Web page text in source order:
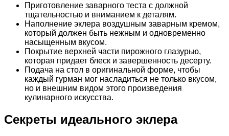
Приготовление заварного теста с должной
тщательностью и вниманием к деталям.
Наполнение эклера воздушным заварным кремом,
который должен быть нежным и одновременно
насыщенным вкусом.
Покрытие верхней части пирожного глазурью,
которая придает блеск и завершенность десерту.
Подача на стол в оригинальной форме, чтобы
каждый гурман мог насладиться не только вкусом,
но и внешним видом этого произведения
кулинарного искусства.
Секреты идеального эклера